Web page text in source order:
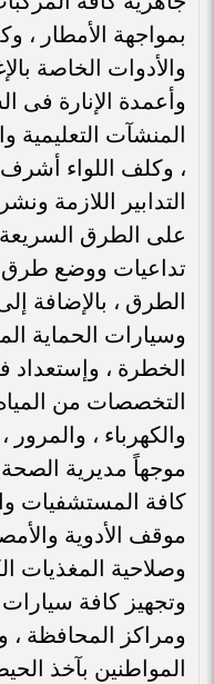
بمواجهة الأمطار ،
والأدوات الخاصة
وأعمدة الإنارة فى
المنشآت التعليمية
، وكلف اللواء أشرف
التدابير اللازمة
على الطرق
تداعيات ووضع
الطرق ، بالإضافة
وسيارات الحماية
الخطرة ، وإستعداد
التخصصات من
والكهرباء ، والمرور
موجهاً مديرية
كافة المستشفيات
موقف الأدوية
وصلاحية المغذيات
وتجهيز كافة
ومراكز المحافظة
المواطنين بآخذ